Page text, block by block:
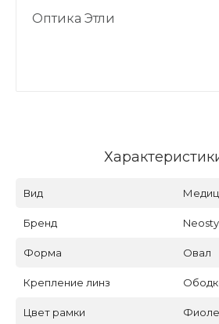
Оптика Этли
Вид
Бренд
Форма Овал
Крепление линз
Цвет рамки